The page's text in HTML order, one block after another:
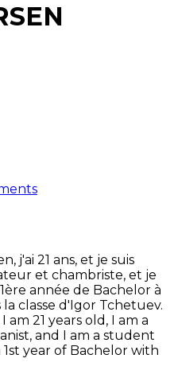
j'ai 21 ans, et je suis
et chambriste, et je
année de Bachelor à
la classe d'Igor Tchetuev.
am 21 years old, I am a
and I am a student
year of Bachelor with